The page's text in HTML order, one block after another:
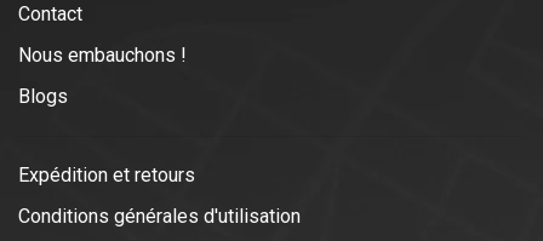
Contact
Nous embauchons !
Blogs
Expédition et retours
Conditions générales d'utilisation